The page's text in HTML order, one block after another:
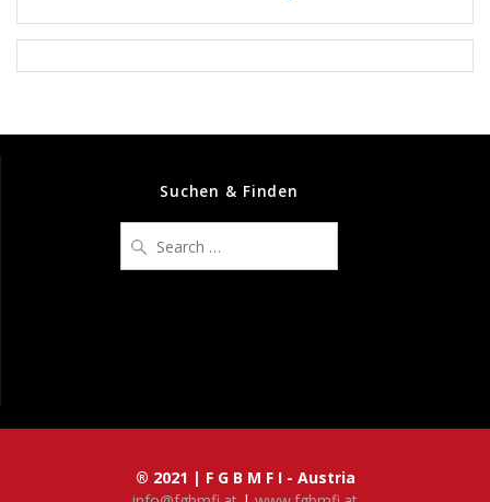
Suchen & Finden
for:
® 2021 | F G B M F I - Austria